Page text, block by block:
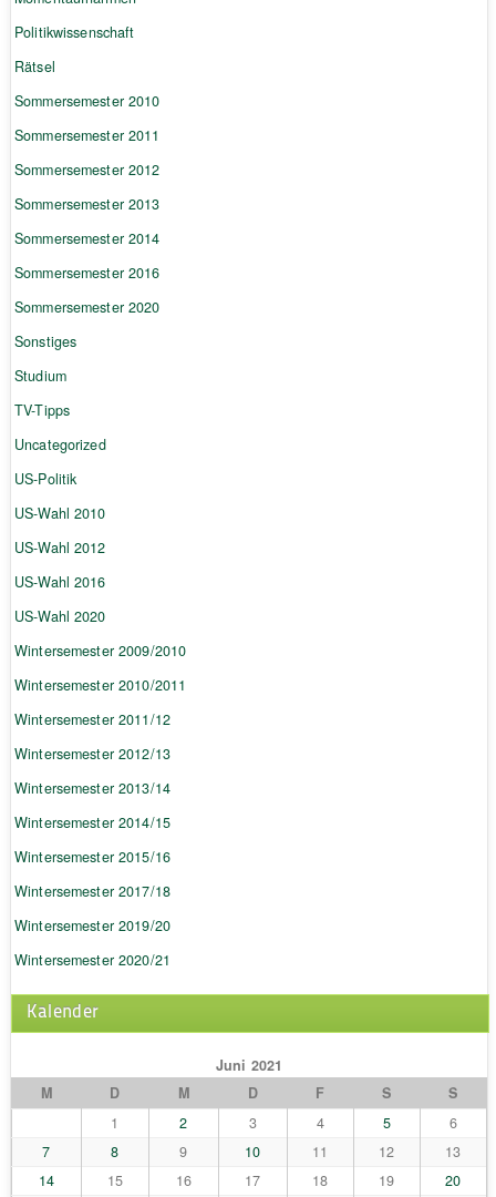
Politikwissenschaft
Rätsel
Sommersemester 2010
Sommersemester 2011
Sommersemester 2012
Sommersemester 2013
Sommersemester 2014
Sommersemester 2016
Sommersemester 2020
Sonstiges
Studium
TV-Tipps
Uncategorized
US-Politik
US-Wahl 2010
US-Wahl 2012
US-Wahl 2016
US-Wahl 2020
Wintersemester 2009/2010
Wintersemester 2010/2011
Wintersemester 2011/12
Wintersemester 2012/13
Wintersemester 2013/14
Wintersemester 2014/15
Wintersemester 2015/16
Wintersemester 2017/18
Wintersemester 2019/20
Wintersemester 2020/21
Kalender
Juni 2021
M
D M D F S
S
1
2 3 4 5
6
7
8 9 10 11 12
13
14
15 16 17 18 19
20